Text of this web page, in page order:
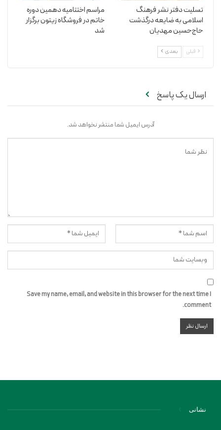
تسلیت دفتر نشر فرهنگ
اسلامی به ضایعه درگذشت
حاج‌حسین مهدیان
مراسم اختتامیه دهمین دوره
خاتم در فروشگاه زیتون برگزار
شد
قبلی بعدی
ارسال یک پاسخ
آدرس ایمیل شما منتشر نخواهد شد.
Save my name, email, and website in this browser for the next time I
comment.
نشانی